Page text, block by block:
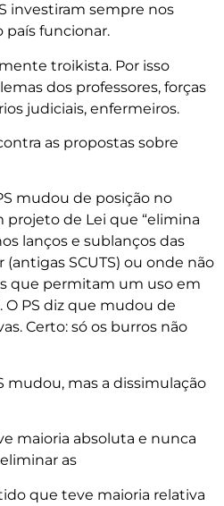
investiram sempre nos
país funcionar.
troikista. Por isso
dos professores, forças
judiciais, enfermeiros.
as propostas sobre
mudou de posição no
projeto de Lei que “elimina
lanços e sublanços das
SCUTS) ou onde não
que permitam um uso em
O PS diz que mudou de
Certo: só os burros não
mudou, mas a dissimulação
maioria absoluta e nunca
as
que teve maioria relativa